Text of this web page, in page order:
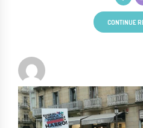
CONTINUE